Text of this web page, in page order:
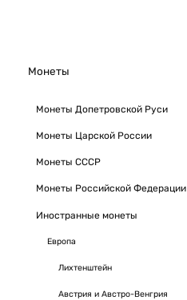
Монеты
Монеты Допетровской Руси
Монеты Царской России
Монеты СССР
Монеты Российской Федерации
Иностранные монеты
Европа
Лихтенштейн
Австрия и Австро-Венгрия